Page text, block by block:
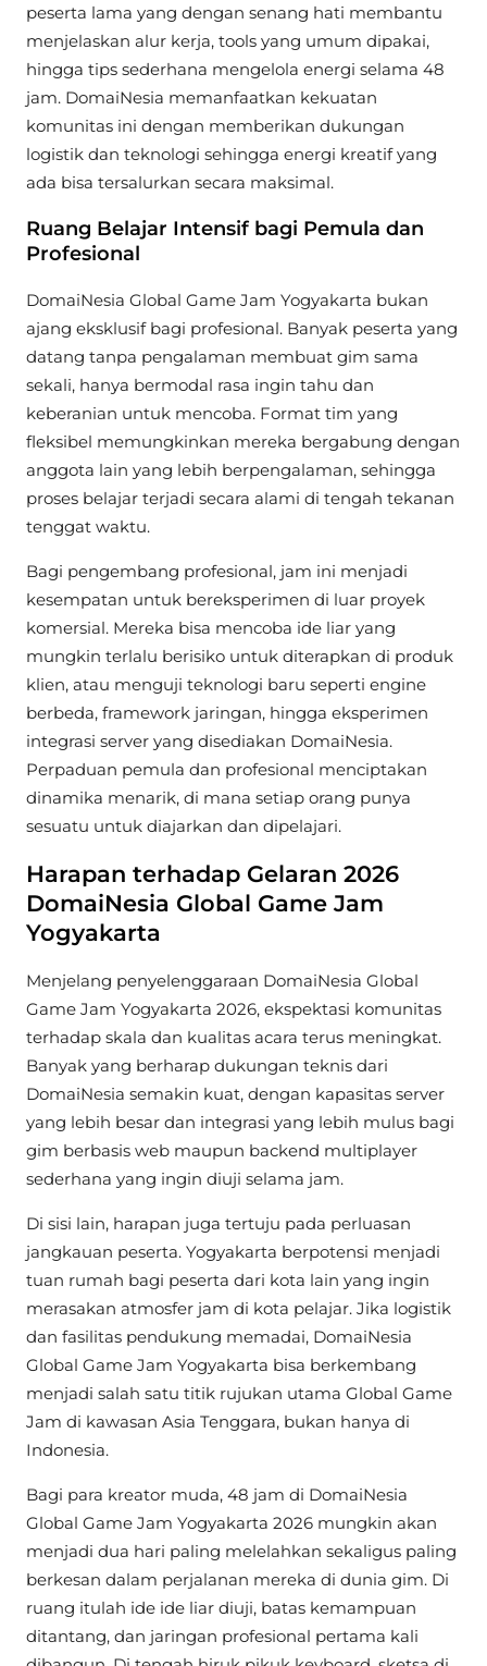
peserta lama yang dengan senang hati membantu
menjelaskan alur kerja, tools yang umum dipakai,
hingga tips sederhana mengelola energi selama 48
jam. DomaiNesia memanfaatkan kekuatan
komunitas ini dengan memberikan dukungan
logistik dan teknologi sehingga energi kreatif yang
ada bisa tersalurkan secara maksimal.
Ruang Belajar Intensif bagi Pemula dan
Profesional
DomaiNesia Global Game Jam Yogyakarta bukan
ajang eksklusif bagi profesional. Banyak peserta yang
datang tanpa pengalaman membuat gim sama
sekali, hanya bermodal rasa ingin tahu dan
keberanian untuk mencoba. Format tim yang
fleksibel memungkinkan mereka bergabung dengan
anggota lain yang lebih berpengalaman, sehingga
proses belajar terjadi secara alami di tengah tekanan
tenggat waktu.
Bagi pengembang profesional, jam ini menjadi
kesempatan untuk bereksperimen di luar proyek
komersial. Mereka bisa mencoba ide liar yang
mungkin terlalu berisiko untuk diterapkan di produk
klien, atau menguji teknologi baru seperti engine
berbeda, framework jaringan, hingga eksperimen
integrasi server yang disediakan DomaiNesia.
Perpaduan pemula dan profesional menciptakan
dinamika menarik, di mana setiap orang punya
sesuatu untuk diajarkan dan dipelajari.
Harapan terhadap Gelaran 2026
DomaiNesia Global Game Jam
Yogyakarta
Menjelang penyelenggaraan DomaiNesia Global
Game Jam Yogyakarta 2026, ekspektasi komunitas
terhadap skala dan kualitas acara terus meningkat.
Banyak yang berharap dukungan teknis dari
DomaiNesia semakin kuat, dengan kapasitas server
yang lebih besar dan integrasi yang lebih mulus bagi
gim berbasis web maupun backend multiplayer
sederhana yang ingin diuji selama jam.
Di sisi lain, harapan juga tertuju pada perluasan
jangkauan peserta. Yogyakarta berpotensi menjadi
tuan rumah bagi peserta dari kota lain yang ingin
merasakan atmosfer jam di kota pelajar. Jika logistik
dan fasilitas pendukung memadai, DomaiNesia
Global Game Jam Yogyakarta bisa berkembang
menjadi salah satu titik rujukan utama Global Game
Jam di kawasan Asia Tenggara, bukan hanya di
Indonesia.
Bagi para kreator muda, 48 jam di DomaiNesia
Global Game Jam Yogyakarta 2026 mungkin akan
menjadi dua hari paling melelahkan sekaligus paling
berkesan dalam perjalanan mereka di dunia gim. Di
ruang itulah ide ide liar diuji, batas kemampuan
ditantang, dan jaringan profesional pertama kali